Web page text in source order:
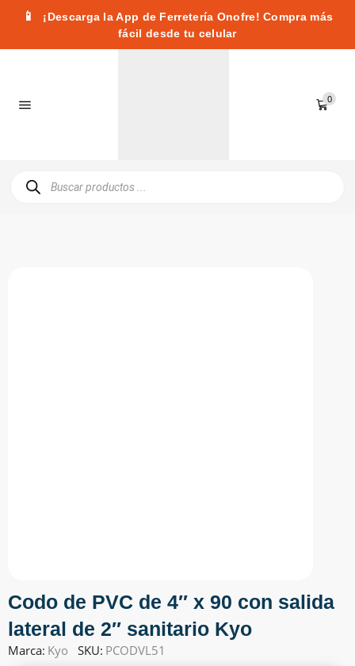
📱
¡Descarga la App de Ferretería Onofre! Compra más
fácil desde tu celular
0
Codo de PVC de 4″ x 90 con salida
lateral de 2″ sanitario Kyo
Marca: Kyo SKU: PCODVL51